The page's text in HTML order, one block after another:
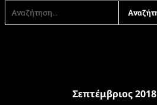
ΓΙΑ:
Σεπτέμβριος 2018